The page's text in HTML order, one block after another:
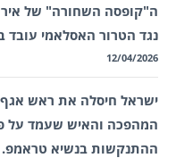
ה"קופסה השחורה" של
נגד הטרור האסלאמי עובד ב-2026 – ומה תפקידה של
12/04/2026
ישראל חיסלה את ראש
המהפכה והאיש שעמד על פי
ההתנקשות בנשיא טראמפ.